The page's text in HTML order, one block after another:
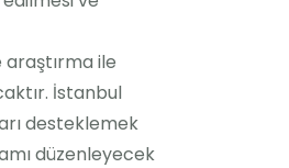
araştırma ile
İstanbul
desteklemek
düzenleyecek